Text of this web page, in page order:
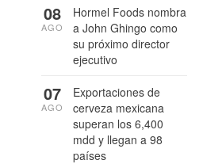
Hormel Foods nombra
a John Ghingo como
su próximo director
ejecutivo
08
AGO
Exportaciones de
cerveza mexicana
superan los 6,400
mdd y llegan a 98
países
07
AGO